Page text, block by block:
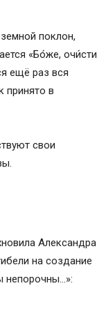
поклон,
«Бо́же, очи́сти
ещё раз вся
принято в
свои
Александра
на создание
непорочны…»: